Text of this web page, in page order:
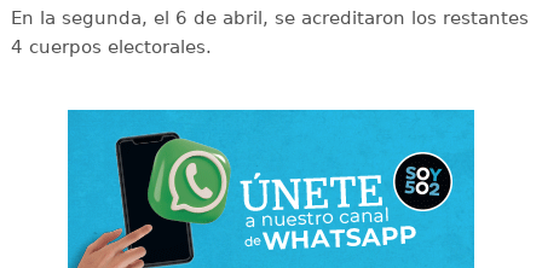
En la segunda, el 6 de abril, se acreditaron los restantes
4 cuerpos electorales.